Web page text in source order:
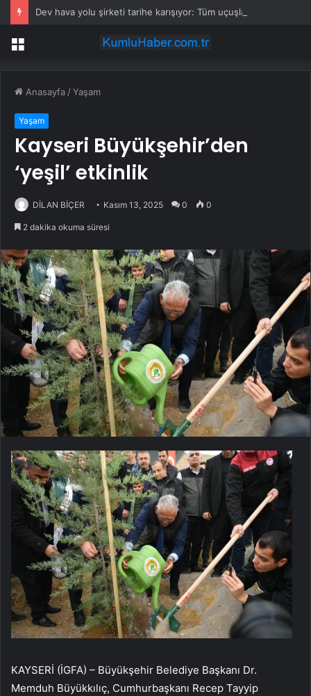
Menü
Anasayfa /Yaşam
Yaşam
Kayseri Büyükşehir’den
‘yeşil’ etkinlik
DİLAN BİÇER Kasım 13, 2025 0 0
2 dakika okuma süresi
KAYSERİ (İGFA) – Büyükşehir Belediye Başkanı Dr.
Memduh Büyükkılıç, Cumhurbaşkanı Recep Tayyip